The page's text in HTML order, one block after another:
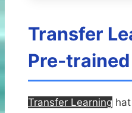
Transfer
Pre-
Transfer Learning